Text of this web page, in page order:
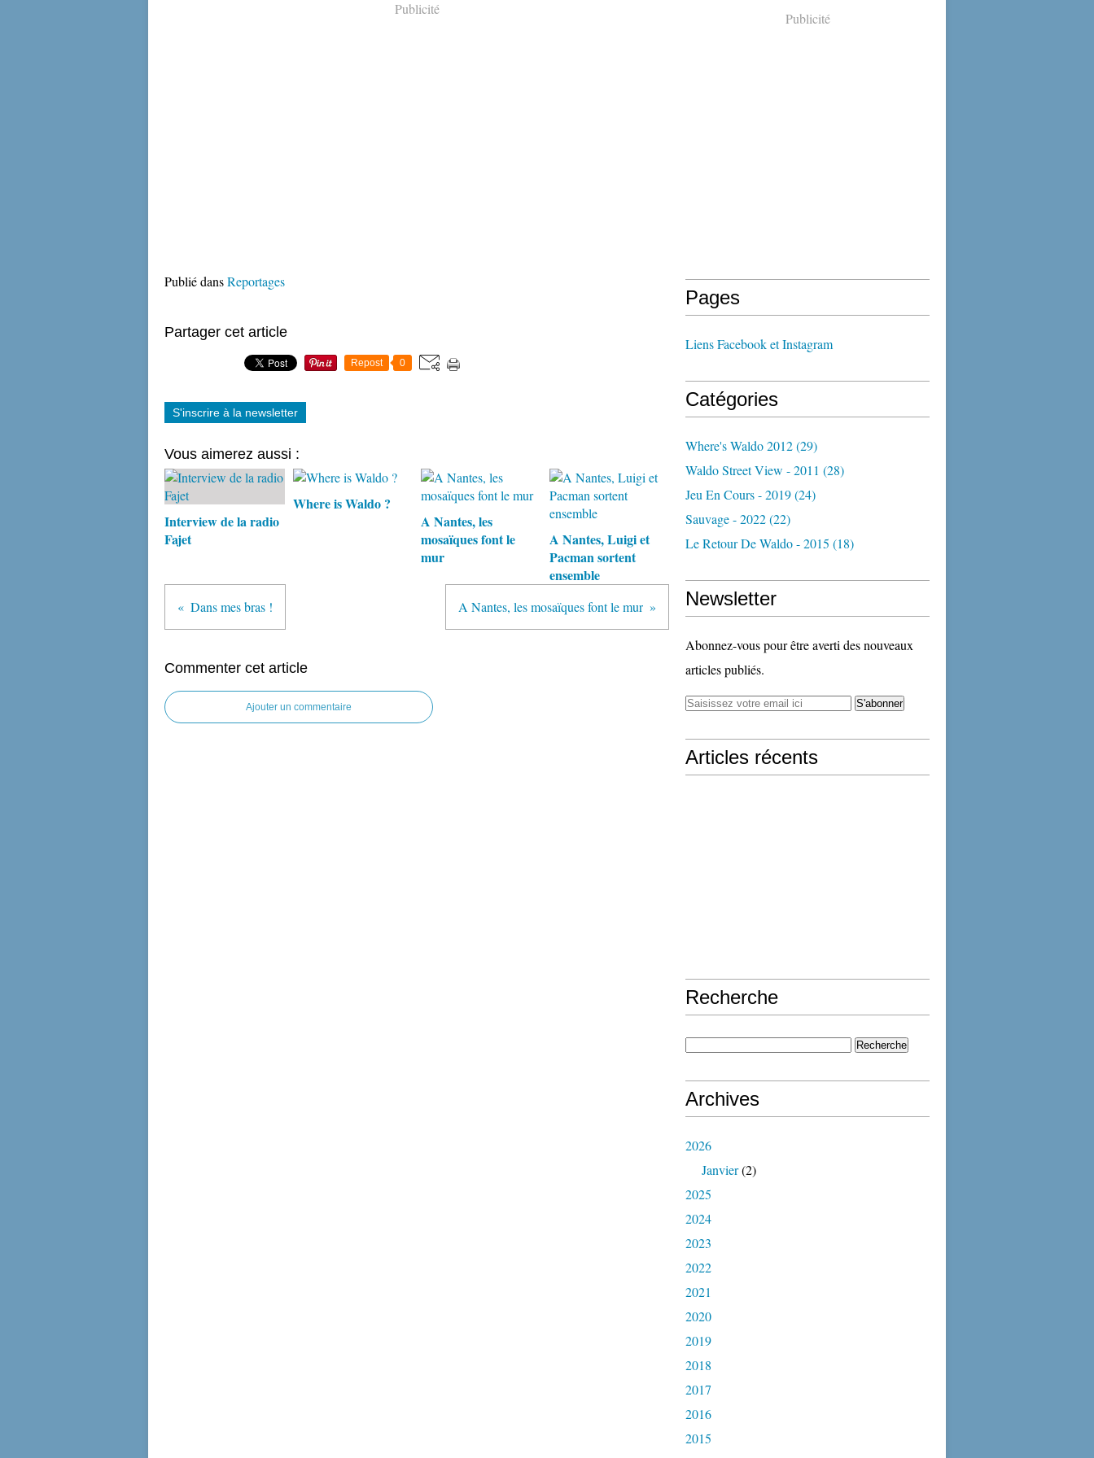
Publicité
Publié dansReportages
Partager cet article
Repost 0
S'inscrire à la newsletter
Vous aimerez aussi :
Interview de la radio
Fajet
Where is Waldo ?
A Nantes, les
mosaïques font le
mur
A Nantes, Luigi et
Pacman sortent
ensemble
Dans mes bras ! A Nantes, les mosaïques font le mur
Commenter cet article
Ajouter un commentaire
Publicité
Pages
Liens Facebook et Instagram
Catégories
Where's Waldo 2012(29)
Waldo Street View - 2011 (28)
Jeu En Cours - 2019(24)
Sauvage - 2022(22)
Le Retour De Waldo - 2015 (18)
Newsletter
Abonnez-vous pour être averti des nouveaux
articles publiés.
Articles récents
Recherche
Archives
2026
Janvier(2)
2025
2024
2023
2022
2021
2020
2019
2018
2017
2016
2015